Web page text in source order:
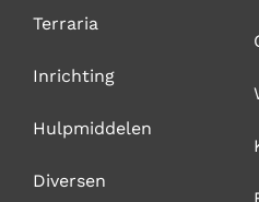
Terraria
Inrichting
Hulpmiddelen
Diversen